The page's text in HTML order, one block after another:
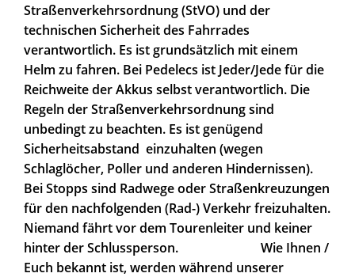
Straßenverkehrsordnung (StVO) und der
technischen Sicherheit des Fahrrades
verantwortlich. Es ist grundsätzlich mit einem
Helm zu fahren. Bei Pedelecs ist Jeder/Jede für die
Reichweite der Akkus selbst verantwortlich. Die
Regeln der Straßenverkehrsordnung sind
unbedingt zu beachten. Es ist genügend
Sicherheitsabstand einzuhalten (wegen
Schlaglöcher, Poller und anderen Hindernissen).
Bei Stopps sind Radwege oder Straßenkreuzungen
für den nachfolgenden (Rad-) Verkehr freizuhalten.
Niemand fährt vor dem Tourenleiter und keiner
hinter der Schlussperson. Wie Ihnen /
Euch bekannt ist, werden während unserer